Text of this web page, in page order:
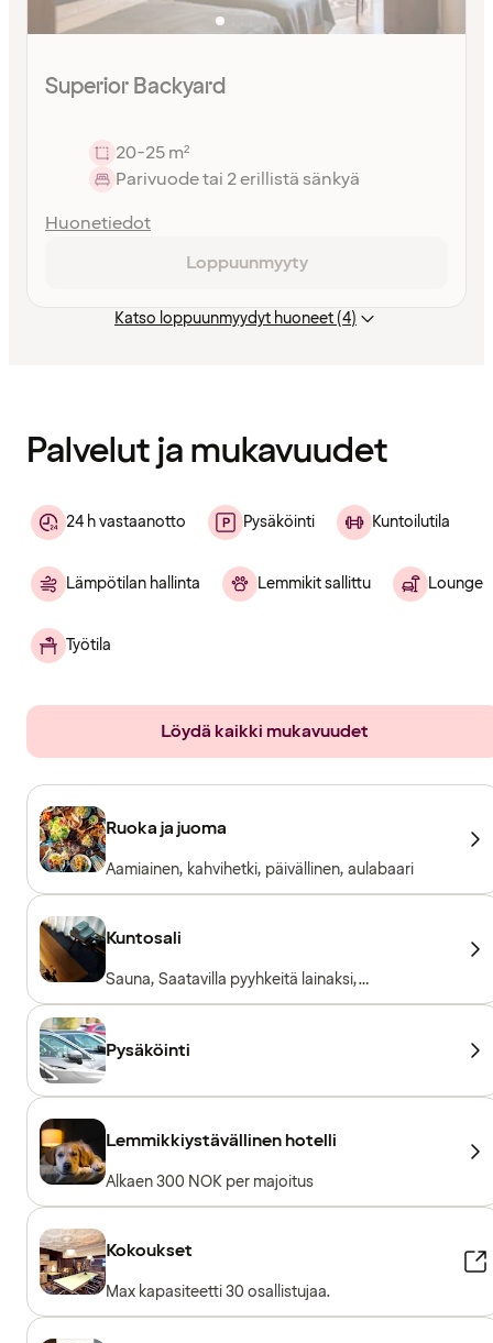
Superior Backyard
20-25 m²
Parivuode tai 2 erillistä sänkyä
Huonetiedot
Loppuunmyyty
Katso loppuunmyydyt huoneet (4)
Palvelut ja mukavuudet
24 h vastaanotto Pysäköinti Kuntoilutila
Lämpötilan hallinta Lemmikit sallittu Lounge
Työtila
Löydä kaikki mukavuudet
Ruoka ja juoma
Aamiainen, kahvihetki, päivällinen, aulabaari
Kuntosali
Sauna, Saatavilla pyyhkeitä lainaksi,
Kuntosalilaitteet, Vapaapainot
Pysäköinti
Lemmikkiystävällinen hotelli
Alkaen 300 NOK per majoitus
Kokoukset
Max kapasiteetti 30 osallistujaa.